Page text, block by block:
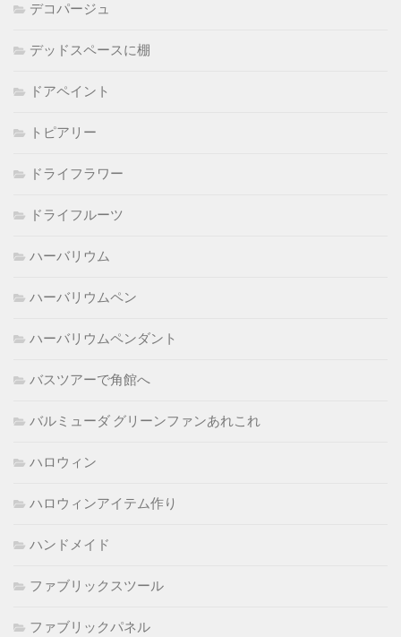
デコパージュ
デッドスペースに棚
ドアペイント
トピアリー
ドライフラワー
ドライフルーツ
ハーバリウム
ハーバリウムペン
ハーバリウムペンダント
バスツアーで角館へ
バルミューダ グリーンファンあれこれ
ハロウィン
ハロウィンアイテム作り
ハンドメイド
ファブリックスツール
ファブリックパネル